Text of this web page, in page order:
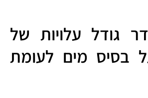
גודל עלויות של
בסיס מים לעומת